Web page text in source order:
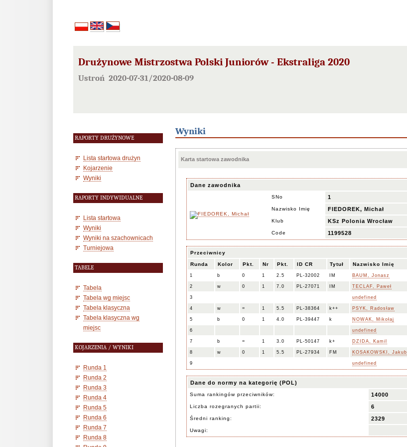
Drużynowe Mistrzostwa Polski Juniorów - Ekstraliga 2020
Ustroń 2020-07-31/2020-08-09
RAPORTY DRUŻYNOWE
Lista startowa drużyn
Kojarzenie
Wyniki
RAPORTY INDYWIDUALNE
Lista startowa
Wyniki
Wyniki na szachownicach
Turniejowa
TABELE
Tabela
Tabela wg miejsc
Tabela klasyczna
Tabela klasyczna wg
miejsc
KOJARZENIA / WYNIKI
Runda 1
Runda 2
Runda 3
Runda 4
Runda 5
Runda 6
Runda 7
Runda 8
Wyniki
Karta startowa zawodnika
Dane zawodnika
SNo 1
Nazwisko Imię FIEDOREK, Michał
Klub KSz Polonia Wrocław
Code 1199528
Przeciwnicy
Runda Kolor Pkt. Nr Pkt. ID CR Tytuł Nazwisko Imię
1 b 0 1 2.5 PL-32002 IM BAUM, Jonasz
2 w 0 1 7.0 PL-27071 IM TECLAF, Paweł
3 undefined
4 w = 1 5.5 PL-38364 k++ PSYK, Radosław
5 b 0 1 4.0 PL-39447 k NOWAK, Mikołaj
6 undefined
7 b = 1 3.0 PL-50147 k+ DZIDA, Kamil
8 w 0 1 5.5 PL-27934 FM KOSAKOWSKI, Jakub
9 undefined
Dane do normy na kategorię (POL)
Suma rankingów przeciwników: 14000
Liczba rozegranych partii: 6
Średni ranking: 2329
Uwagi: